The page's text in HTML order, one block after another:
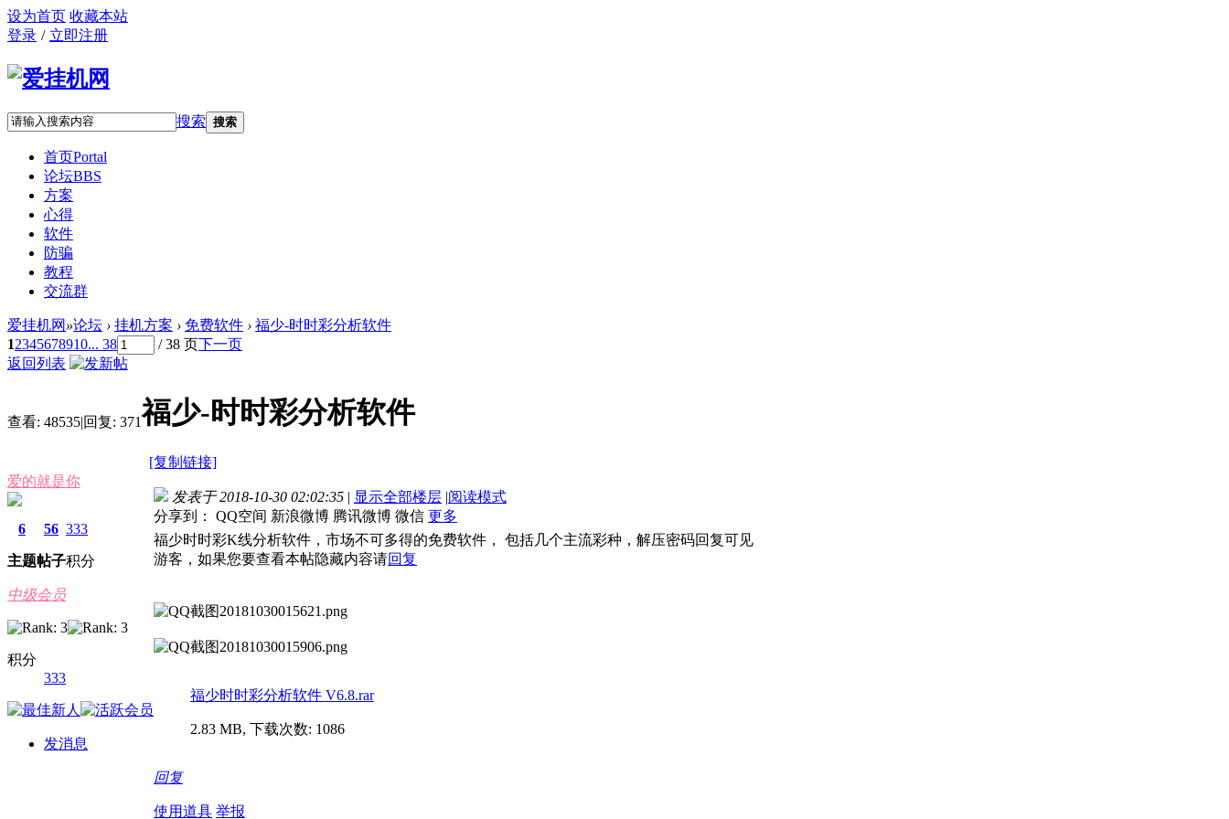
设为首页 收藏本站
登录 / 立即注册
搜索 搜索
首页Portal
论坛BBS
方案
心得
软件
防骗
教程
交流群
爱挂机网 »论坛 › 挂机方案 › 免费软件 › 福少-时时彩分析软件
12345678910... 38 / 38 页下一页
返回列表
查看: 48535|回复: 371福少-时时彩分析软件
[复制链接]
爱的就是你
6
主题
56
帖子
333
积分
中级会员
积分
333
发消息
发表于 2018-10-30 02:02:35 | 显示全部楼层 |阅读模式
分享到：
QQ空间 新浪微博 腾讯微博 微信 更多
福少时时彩K线分析软件，市场不可多得的免费软件， 包括几个主流彩种，解压密码回复可见
游客，如果您要查看本帖隐藏内容请回复
福少时时彩分析软件 V6.8.rar
2.83 MB, 下载次数: 1086
回复
使用道具 举报